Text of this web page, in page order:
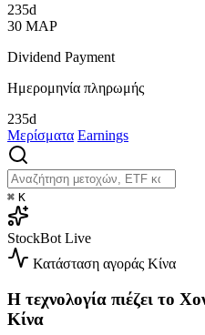
235d
30 ΜΑΡ
Dividend Payment
Ημερομηνία πληρωμής
235d
Μερίσματα Earnings
⌘ K
StockBot Live
Κατάσταση αγοράς Κίνα
Η τεχνολογία πιέζει το
Κίνα